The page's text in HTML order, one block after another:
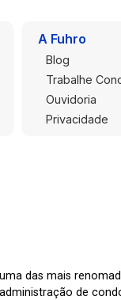
A Fuhro
Blog
Trabalhe
Ouvidoria
Privacidade
das mais
de